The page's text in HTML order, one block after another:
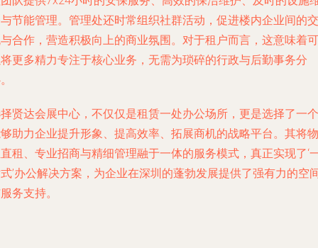
节能管理。管理处还时常组织社群活动，促进楼内企业间的交
合作，营造积极向上的商业氛围。对于租户而言，这意味着可
更多精力专注于核心业务，无需为琐碎的行政与后勤事务分
贤达会展中心，不仅仅是租赁一处办公场所，更是选择了一个
助力企业提升形象、提高效率、拓展商机的战略平台。其将物
租、专业招商与精细管理融于一体的服务模式，真正实现了‘
’办公解决方案，为企业在深圳的蓬勃发展提供了强有力的空
务支持。